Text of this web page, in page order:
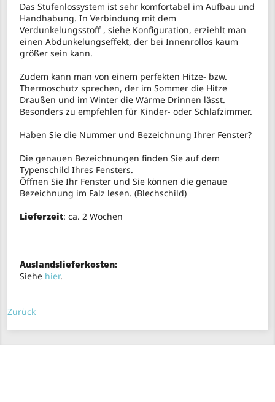
Das Stufenlossystem ist sehr komfortabel im Aufbau und
Handhabung. In Verbindung mit dem
Verdunkelungsstoff , siehe Konfiguration, erziehlt man
einen Abdunkelungseffekt, der bei Innenrollos kaum
größer sein kann.
Zudem kann man von einem perfekten Hitze- bzw.
Thermoschutz sprechen, der im Sommer die Hitze
Draußen und im Winter die Wärme Drinnen lässt.
Besonders zu empfehlen für Kinder- oder Schlafzimmer.
Haben Sie die Nummer und Bezeichnung Ihrer Fenster?
Die genauen Bezeichnungen finden Sie auf dem
Typenschild Ihres Fensters.
Öffnen Sie Ihr Fenster und Sie können die genaue
Bezeichnung im Falz lesen. (Blechschild)
Lieferzeit: ca. 2 Wochen
Auslandslieferkosten:
Siehe hier.
Zurück